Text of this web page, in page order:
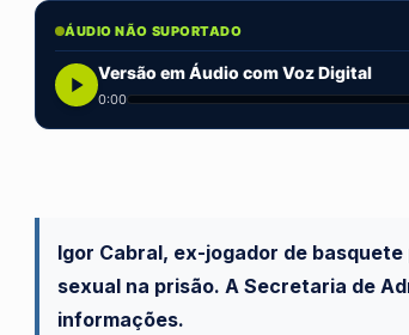
ÁUDIO NÃO SUPORTADO
Versão em Áudio com Voz Digital
0:00
Igor Cabral, ex-jogador de
sexual na prisão. A Secretaria de
informações.